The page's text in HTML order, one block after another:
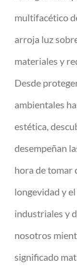
multifacético
arroja luz
materiales y
Desde
ambientales
estética,
desempeñan
hora de tomar
longevidad y
industriales y
nosotros
significado